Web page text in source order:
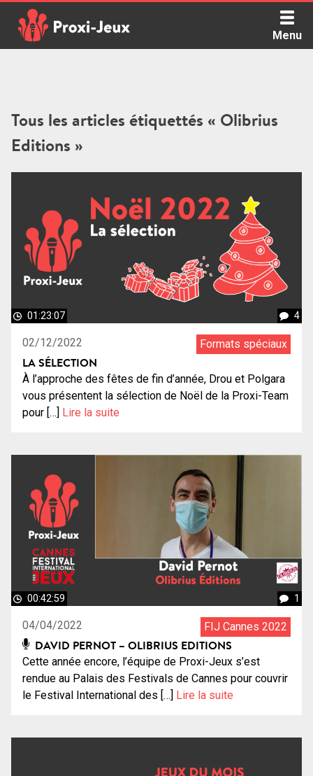
content
Menu
Tous les articles étiquettés « Olibrius
Editions »
01:23:07 4
02/12/2022 Formats spéciaux
LA SÉLECTION
À l’approche des fêtes de fin d’année, Drou et Polgara
vous présentent la sélection de Noël de la Proxi-Team
pour […] Lire la suite
00:42:59 1
04/04/2022 FIJ Cannes 2022
DAVID PERNOT – OLIBRIUS EDITIONS
Cette année encore, l’équipe de Proxi-Jeux s’est
rendue au Palais des Festivals de Cannes pour couvrir
le Festival International des […] Lire la suite